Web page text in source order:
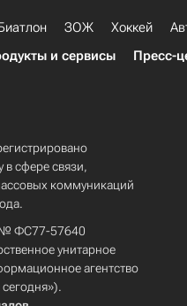
ЗОЖ Хоккей
и сервисы Пресс-
в сфере связи,
коммуникаций
№ ФС77-57640
унитарное
агентство